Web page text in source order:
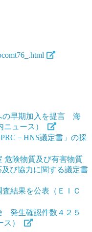
の早期加入を提言 海
ュース）
－HNS議定書」の採
険物質及び有害物質
び協力に関する議定書
結果を公表（ＥＩＣ
発生確認件数４２５
）